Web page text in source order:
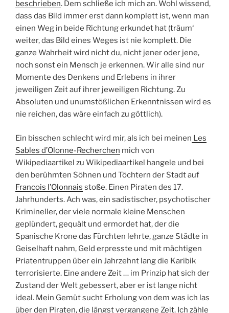
beschrieben. Dem schließe ich mich an. Wohl wissend,
dass das Bild immer erst dann komplett ist, wenn man
einen Weg in beide Richtung erkundet hat (träum‘
weiter, das Bild eines Weges ist nie komplett. Die
ganze Wahrheit wird nicht du, nicht jener oder jene,
noch sonst ein Mensch je erkennen. Wir alle sind nur
Momente des Denkens und Erlebens in ihrer
jeweiligen Zeit auf ihrer jeweiligen Richtung. Zu
Absoluten und unumstößlichen Erkenntnissen wird es
nie reichen, das wäre einfach zu göttlich).
Ein bisschen schlecht wird mir, als ich bei meinen Les
Sables d’Olonne-Recherchen mich von
Wikipediaartikel zu Wikipediaartikel hangele und bei
den berühmten Söhnen und Töchtern der Stadt auf
Francois l’Olonnais stoße. Einen Piraten des 17.
Jahrhunderts. Ach was, ein sadistischer, psychotischer
Krimineller, der viele normale kleine Menschen
geplündert, gequält und ermordet hat, der die
Spanische Krone das Fürchten lehrte, ganze Städte in
Geiselhaft nahm, Geld erpresste und mit mächtigen
Priatentruppen über ein Jahrzehnt lang die Karibik
terrorisierte. Eine andere Zeit … im Prinzip hat sich der
Zustand der Welt gebessert, aber er ist lange nicht
ideal. Mein Gemüt sucht Erholung von dem was ich las
über den Piraten, die längst vergangene Zeit. Ich zähle